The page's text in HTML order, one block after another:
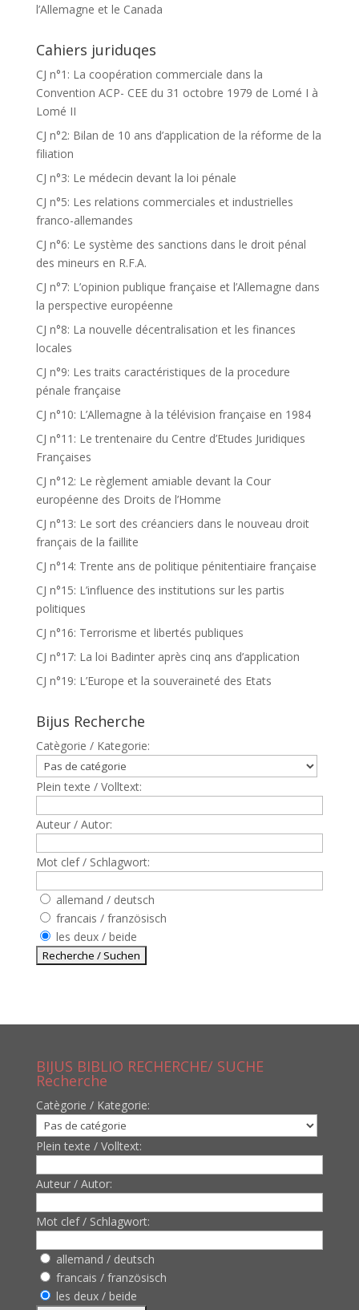
l’Allemagne et le Canada
Cahiers juriduqes
CJ n°1: La coopération commerciale dans la
Convention ACP- CEE du 31 octobre 1979 de Lomé I à
Lomé II
CJ n°2: Bilan de 10 ans d’application de la réforme de la
filiation
CJ n°3: Le médecin devant la loi pénale
CJ n°5: Les relations commerciales et industrielles
franco-allemandes
CJ n°6: Le système des sanctions dans le droit pénal
des mineurs en R.F.A.
CJ n°7: L’opinion publique française et l’Allemagne dans
la perspective européenne
CJ n°8: La nouvelle décentralisation et les finances
locales
CJ n°9: Les traits caractéristiques de la procedure
pénale française
CJ n°10: L’Allemagne à la télévision française en 1984
CJ n°11: Le trentenaire du Centre d’Etudes Juridiques
Françaises
CJ n°12: Le règlement amiable devant la Cour
européenne des Droits de l’Homme
CJ n°13: Le sort des créanciers dans le nouveau droit
français de la faillite
CJ n°14: Trente ans de politique pénitentiaire française
CJ n°15: L’influence des institutions sur les partis
politiques
CJ n°16: Terrorisme et libertés publiques
CJ n°17: La loi Badinter après cinq ans d’application
CJ n°19: L’Europe et la souveraineté des Etats
Bijus Recherche
Catègorie / Kategorie:
Plein texte / Volltext:
Auteur / Autor:
Mot clef / Schlagwort:
allemand / deutsch
francais / französisch
les deux / beide
BIJUS BIBLIO RECHERCHE/ SUCHE
Recherche
Catègorie / Kategorie:
Plein texte / Volltext:
Auteur / Autor:
Mot clef / Schlagwort:
allemand / deutsch
francais / französisch
les deux / beide